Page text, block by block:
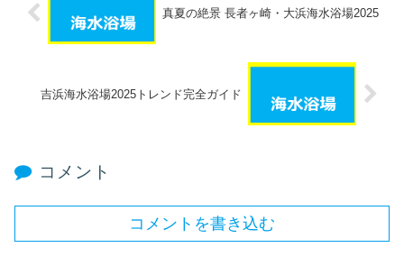
真夏の絶景 長者ヶ崎・大浜海水浴場2025
吉浜海水浴場2025トレンド完全ガイド
コメント
コメントを書き込む